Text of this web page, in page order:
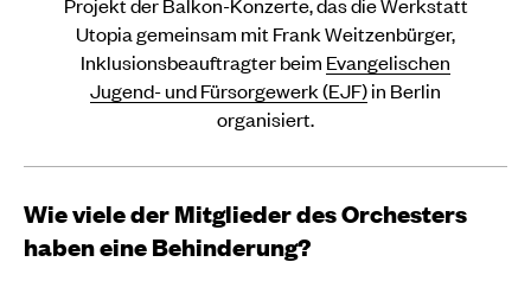
Utopia gemeinsam mit Frank Weitzenbürger,
Inklusionsbeauftragter beim Evangelischen
Jugend- und Fürsorgewerk (EJF)in Berlin
organisiert.
Wie viele der Mitglieder des Orchesters
haben eine Behinderung?